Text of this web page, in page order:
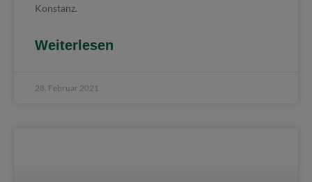
Konstanz.
Weiterlesen
28. Februar 2021